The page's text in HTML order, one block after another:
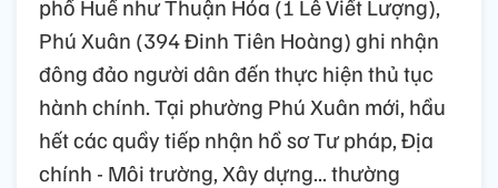
phố Huế như Thuận Hóa (1 Lê Viết Lượng),
Phú Xuân (394 Đinh Tiên Hoàng) ghi nhận
đông đảo người dân đến thực hiện thủ tục
hành chính. Tại phường Phú Xuân mới, hầu
hết các quầy tiếp nhận hồ sơ Tư pháp, Địa
chính - Môi trường, Xây dựng... thường